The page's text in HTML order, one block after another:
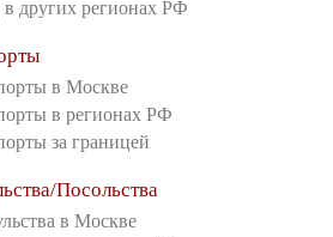
других регионах РФ
в Москве
в регионах РФ
за границей
Посольства
в Москве